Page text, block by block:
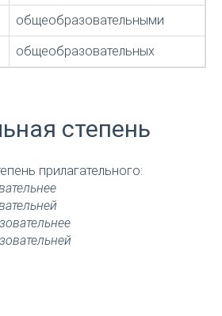
общеобразовательными
общеобразовательных
степень
прилагательного: